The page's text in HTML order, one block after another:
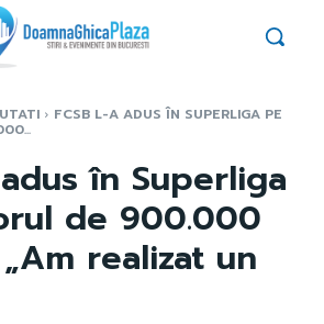
FCSB L-A ADUS ÎN SUPERLIGA PE
în Superliga
de 900.000
realizat un